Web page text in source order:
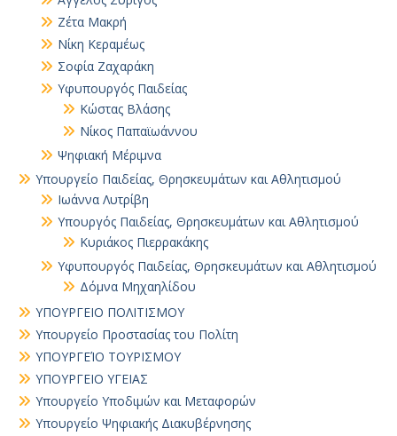
Ζέτα Μακρή
Νίκη Κεραμέως
Σοφία Ζαχαράκη
Υφυπουργός Παιδείας
Κώστας Βλάσης
Νίκος Παπαϊωάννου
Ψηφιακή Μέριμνα
Υπουργείο Παιδείας, Θρησκευμάτων και Αθλητισμού
Ιωάννα Λυτρίβη
Υπουργός Παιδείας, Θρησκευμάτων και Αθλητισμού
Κυριάκος Πιερρακάκης
Υφυπουργός Παιδείας, Θρησκευμάτων και Αθλητισμού
Δόμνα Μηχαηλίδου
ΥΠΟΥΡΓΕΙΟ ΠΟΛΙΤΙΣΜΟΥ
Υπουργείο Προστασίας του Πολίτη
ΥΠΟΥΡΓΕΊΟ ΤΟΥΡΙΣΜΟΥ
ΥΠΟΥΡΓΕΙΟ ΥΓΕΙΑΣ
Υπουργείο Υποδιμών και Μεταφορών
Υπουργείο Ψηφιακής Διακυβέρνησης